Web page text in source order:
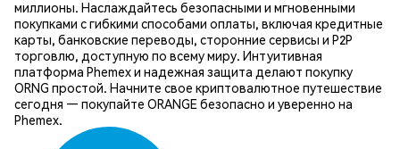
миллионы. Наслаждайтесь безопасными и мгновенными
покупками с гибкими способами оплаты, включая кредитные
карты, банковские переводы, сторонние сервисы и P2P
торговлю, доступную по всему миру. Интуитивная
платформа Phemex и надежная защита делают покупку
ORNG простой. Начните свое криптовалютное путешествие
сегодня — покупайте ORANGE безопасно и уверенно на
Phemex.